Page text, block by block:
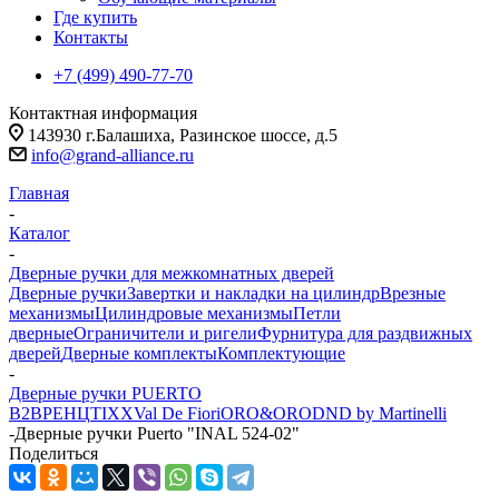
Где купить
Контакты
+7 (499) 490-77-70
Контактная информация
143930 г.Балашиха, Разинское шоссе, д.5
info@grand-alliance.ru
Главная
-
Каталог
-
Дверные ручки для межкомнатных дверей
Дверные ручкиЗавертки и накладки на цилиндрВрезные
механизмыЦилиндровые механизмыПетли
дверныеОграничители и ригелиФурнитура для раздвижных
дверейДверные комплектыКомплектующие
-
Дверные ручки PUERTO
B2BРЕНЦTIXXVal De FioriORO&ORODND by Martinelli
-Дверные ручки Puerto "INAL 524-02"
Поделиться